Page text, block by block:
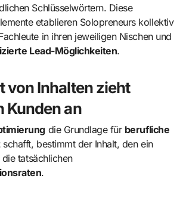
Schlüsselwörtern. Diese
etablieren Solopreneurs kollektiv
in ihren jeweiligen Nischen und
Lead-Möglichkeiten.
von Inhalten zieht
Kunden an
die Grundlage für berufliche
schafft, bestimmt der Inhalt, den ein
tatsächlichen
.